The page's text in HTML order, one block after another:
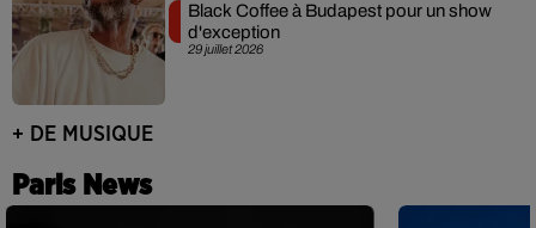
29 juillet 2026
Black Coffee à Budapest pour un show
d'exception
+ DE MUSIQUE
Paris News